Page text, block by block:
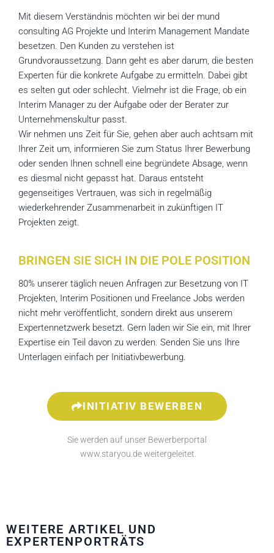
Mit diesem Verständnis möchten wir bei der mund
consulting AG Projekte und Interim Management Mandate
besetzen. Den Kunden zu verstehen ist
Grundvoraussetzung. Dann geht es aber darum, die besten
Experten für die konkrete Aufgabe zu ermitteln. Dabei gibt
es selten gut oder schlecht. Vielmehr ist die Frage, ob ein
Interim Manager zu der Aufgabe oder der Berater zur
Unternehmenskultur passt.
Wir nehmen uns Zeit für Sie, gehen aber auch achtsam mit
Ihrer Zeit um, informieren Sie zum Status Ihrer Bewerbung
oder senden Ihnen schnell eine begründete Absage, wenn
es diesmal nicht gepasst hat. Daraus entsteht
gegenseitiges Vertrauen, was sich in regelmäßig
wiederkehrender Zusammenarbeit in zukünftigen IT
Projekten zeigt.
BRINGEN SIE SICH IN DIE POLE POSITION
80% unserer täglich neuen Anfragen zur Besetzung von IT
Projekten, Interim Positionen und Freelance Jobs werden
nicht mehr veröffentlicht, sondern direkt aus unserem
Expertennetzwerk besetzt. Gern laden wir Sie ein, mit Ihrer
Expertise ein Teil davon zu werden. Senden Sie uns Ihre
Unterlagen einfach per Initiativbewerbung.
INITIATIV BEWERBEN
Sie werden auf unser Bewerberportal
www.staryou.de weitergeleitet.
WEITERE ARTIKEL UND
EXPERTENPORTRÄTS